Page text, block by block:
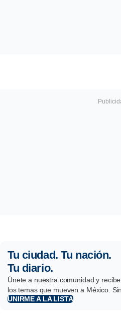
Tu ciudad. Tu nación.
Tu diario.
Únete a nuestra comunidad y
los temas que mueven a México.
UNIRME A LA LISTA